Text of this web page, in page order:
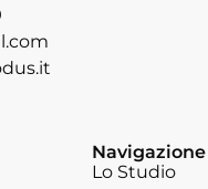
Navigazione
Lo Studio